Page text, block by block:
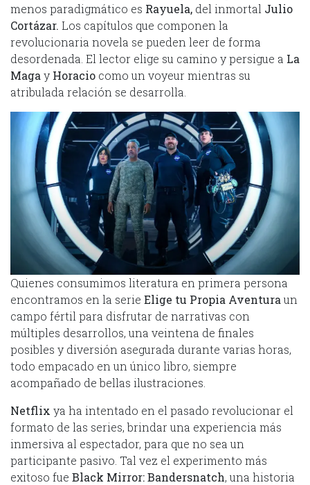
menos paradigmático es Rayuela, del inmortal Julio
Cortázar. Los capítulos que componen la
revolucionaria novela se pueden leer de forma
desordenada. El lector elige su camino y persigue a La
Maga y Horacio como un voyeur mientras su
atribulada relación se desarrolla.
Quienes consumimos literatura en primera persona
encontramos en la serie Elige tu Propia Aventura un
campo fértil para disfrutar de narrativas con
múltiples desarrollos, una veintena de finales
posibles y diversión asegurada durante varias horas,
todo empacado en un único libro, siempre
acompañado de bellas ilustraciones.
Netflix ya ha intentado en el pasado revolucionar el
formato de las series, brindar una experiencia más
inmersiva al espectador, para que no sea un
participante pasivo. Tal vez el experimento más
exitoso fue Black Mirror: Bandersnatch, una historia